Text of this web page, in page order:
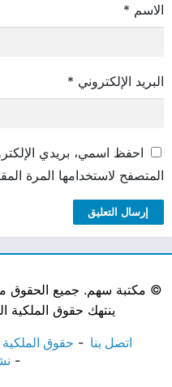
الاسم *
البريد الإلكتروني *
احفظ اسمي، بريدي
المتصفح لاستخدامها المرة
© مكتبة سهم. جميع
ينتهك حقوق الملكية
اتصل بنا حقوق الملكية